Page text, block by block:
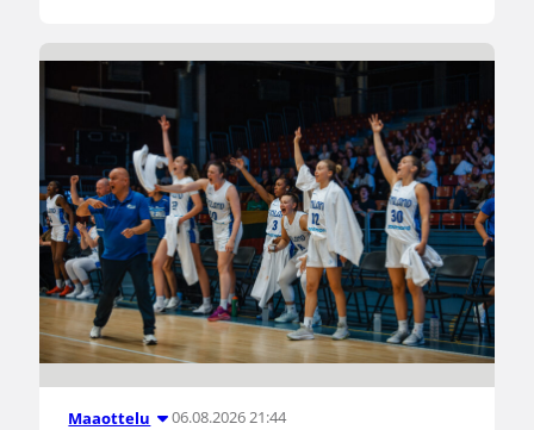
Maaottelu 06.08.2026 21:44